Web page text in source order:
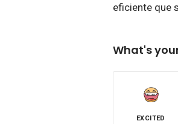
eficiente que
What's
EXCITED